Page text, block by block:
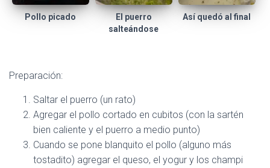
Pollo picado
El puerro
salteándose
Así quedó al final
Preparación:
Saltar el puerro (un rato)
Agregar el pollo cortado en cubitos (con la sartén
bien caliente y el puerro a medio punto)
Cuando se pone blanquito el pollo (alguno más
tostadito) agregar el queso, el yogur y los champi